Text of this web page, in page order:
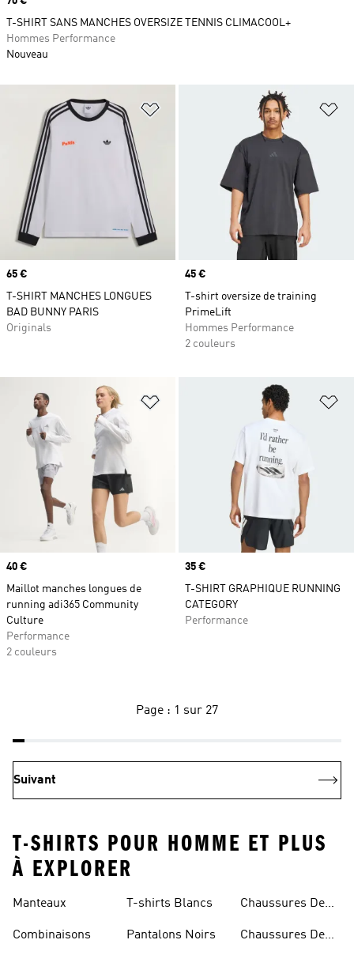
Ajouter à la Liste de produits
Prix
65 €
T-SHIRT MANCHES LONGUES
BAD BUNNY PARIS
Originals
Prix
45 €
T-shirt oversize de training
PrimeLift
Hommes Performance
2 couleurs
Ajouter à la Liste de produits
Prix
40 €
Maillot manches longues de
running adi365 Community
Culture
Performance
2 couleurs
Prix
35 €
T-SHIRT GRAPHIQUE RUNNING
CATEGORY
Performance
T-SHIRT SANS MANCHES OVERSIZE TENNIS CLIMACOOL+
Hommes Performance
Nouveau
Page : 1 sur 27
Suivant
T-SHIRTS POUR HOMME ET PLUS
À EXPLORER
Manteaux
Combinaisons
T-shirts Blancs
Pantalons Noirs
Chaussures De
Chaussures De